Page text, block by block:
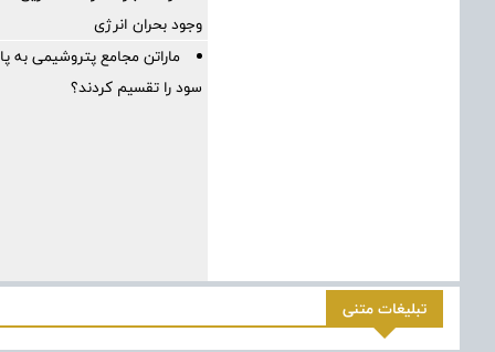
وجود بحران انرژی
ماراتن مجامع پتروشیمی به
سود را تقسیم کردند؟
تبلیغات متنی